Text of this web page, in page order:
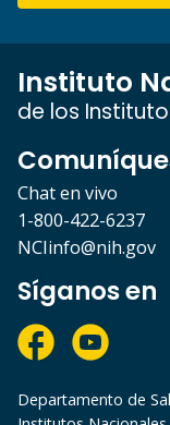
Instituto
de los
Chat en vivo
1-800-422-6237
NCIinfo@nih.gov
Síganos en
Departamento de